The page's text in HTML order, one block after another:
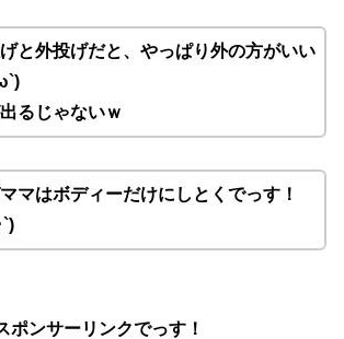
と外投げだと、やっぱり外の方がいい
るじゃないｗ
マはボディーだけにしとくでっす！
`)
ポンサーリンクでっす！